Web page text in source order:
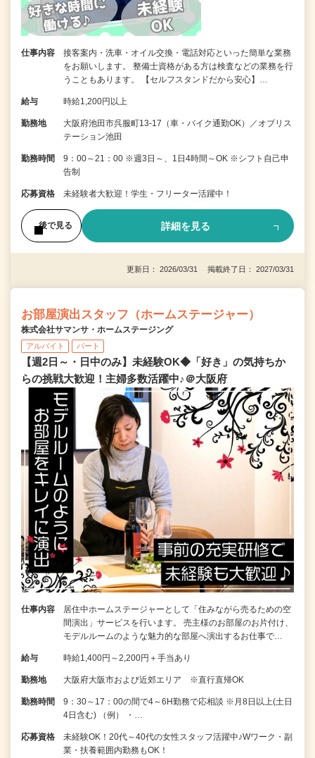
仕事内容
接客案内・洗車・オイル交換・電話対応といった簡単な業務
をお願いします。 整備士資格がある方は検査などの業務を行
うこともあります。 【セルフスタンドだから安心】…
給与 時給1,200円以上
勤務地
大阪府池田市呉服町13-17（車・バイク通勤OK）／オブリス
テーション池田
勤務時間
9：00～21：00 ※週3日～、1日4時間～OK ※シフト自己申
告制
応募資格 未経験者大歓迎！学生・フリーター活躍中！
後で見る 詳細を見る
更新日： 2026/03/31 掲載終了日： 2027/03/31
お部屋演出スタッフ（ホームステージャー）
株式会社サマンサ・ホームステージング
アルバイト パート
【週2日～・日中のみ】未経験OK◆「好き」の気持ちか
らの挑戦大歓迎！主婦多数活躍中♪＠大阪府
仕事内容
居住中ホームステージャーとして「住みながら売るための空
間演出」サービスを行います。 売主様のお部屋のお片付け、
モデルルームのような魅力的な部屋へ演出するお仕事で…
給与 時給1,400円～2,200円＋手当あり
勤務地 大阪府大阪市および近郊エリア ※直行直帰OK
勤務時間
9：30～17：00の間で4～6H勤務で応相談 ※月8日以上(土日
4日含む) （例） ・…
応募資格
未経験OK！20代～40代の女性スタッフ活躍中♪Wワーク・副
業・扶養範囲内勤務もOK！